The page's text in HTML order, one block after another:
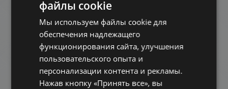
ДОБАВИТЬ В СПИСОК
HUNGARIAN
ITALIAN
файлы cookie
Мы используем файлы cookie для
обеспечения надлежащего
функционирования сайта, улучшения
пользовательского опыта и
персонализации контента и рекламы.
Нажав кнопку «Принять все», вы